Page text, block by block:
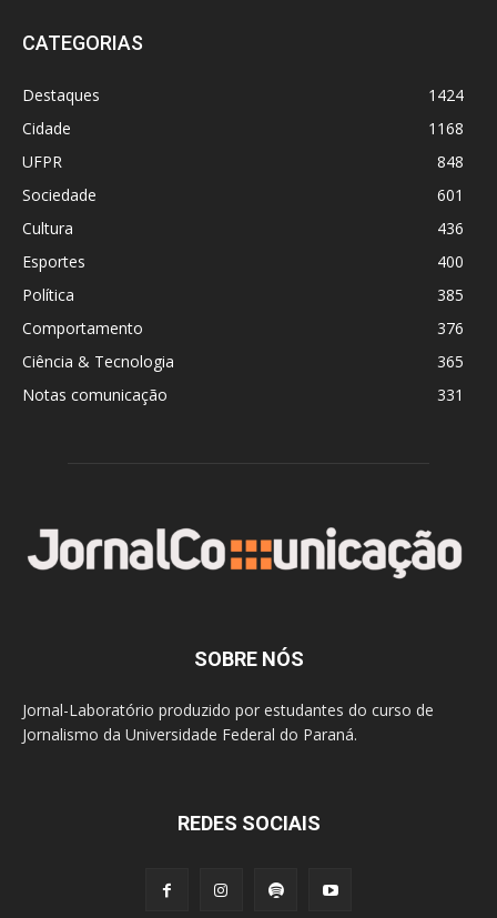
CATEGORIAS
Destaques
1424
Cidade
1168
UFPR
848
Sociedade
601
Cultura
436
Esportes
400
Política
385
Comportamento
376
Ciência & Tecnologia
365
Notas comunicação
331
SOBRE NÓS
Jornal-Laboratório produzido por estudantes do curso de
Jornalismo da Universidade Federal do Paraná.
REDES SOCIAIS